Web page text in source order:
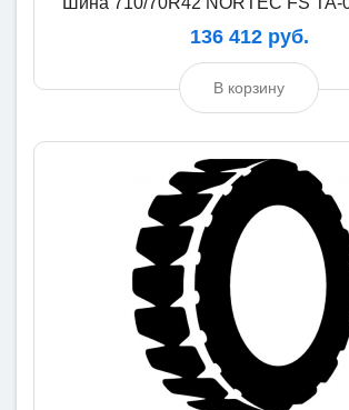
136 412 руб.
В корзину